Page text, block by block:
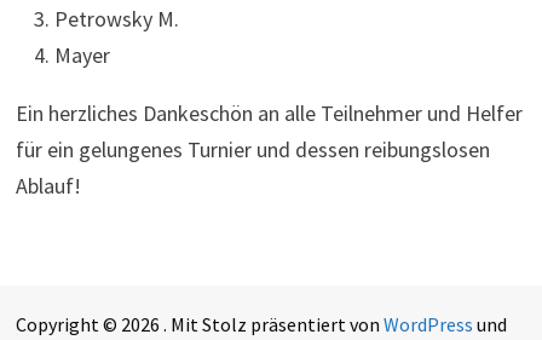
Petrowsky M.
Mayer
Ein herzliches Dankeschön an alle Teilnehmer und Helfer
für ein gelungenes Turnier und dessen reibungslosen
Ablauf!
Copyright © 2026 . Mit Stolz präsentiert von WordPress und